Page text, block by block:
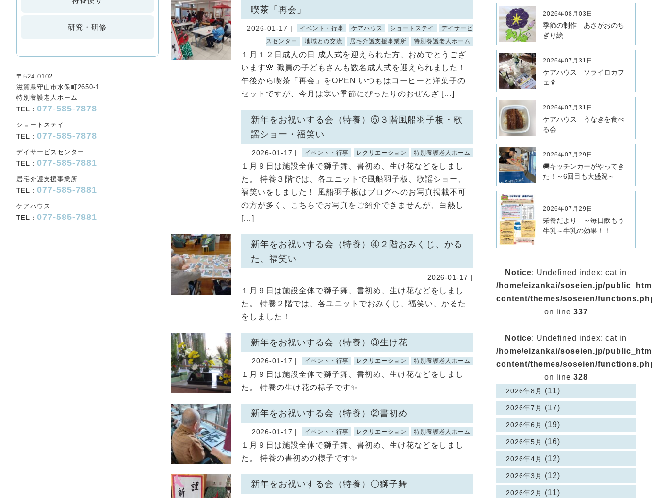
研究・研修
〒524-0102
滋賀県守山市水保町2650-1
特別養護老人ホーム
TEL： 077-585-7878
ショートステイ
TEL： 077-585-7878
デイサービスセンター
TEL： 077-585-7881
居宅介護支援事業所
TEL： 077-585-7881
ケアハウス
TEL： 077-585-7881
喫茶「再会」
2026-01-17 | イベント・行事 ケアハウス ショートステイ
デイサービ
スセンター
地域との交流 居宅介護支援事業所 特別養護老人ホーム
１月１２日成人の日 成人式を迎えられた方、おめでとうござ
います🌸 職員の子どもさんも数名成人式を迎えられました！
午後から喫茶「再会」をOPEN いつもはコーヒーと洋菓子の
セットですが、今月は寒い季節にぴったりのおぜんざ […]
新年をお祝いする会（特養）⑤３階風船羽子板・歌
謡ショー・福笑い
2026-01-17 | イベント・行事 レクリエーション 特別養護老人ホーム
１月９日は施設全体で獅子舞、書初め、生け花などをしまし
た。 特養３階では、各ユニットで風船羽子板、歌謡ショー、
福笑いをしました！ 風船羽子板はブログへのお写真掲載不可
の方が多く、こちらでお写真をご紹介できませんが、白熱し
[…]
新年をお祝いする会（特養）④２階おみくじ、かる
た、福笑い
2026-01-17 |
１月９日は施設全体で獅子舞、書初め、生け花などをしまし
た。 特養２階では、各ユニットでおみくじ、福笑い、かるた
をしました！
新年をお祝いする会（特養）③生け花
2026-01-17 | イベント・行事 レクリエーション 特別養護老人ホーム
１月９日は施設全体で獅子舞、書初め、生け花などをしまし
た。 特養の生け花の様子です✨
新年をお祝いする会（特養）②書初め
2026-01-17 | イベント・行事 レクリエーション 特別養護老人ホーム
１月９日は施設全体で獅子舞、書初め、生け花などをしまし
た。 特養の書初めの様子です✨
新年をお祝いする会（特養）①獅子舞
2026年08月03日
季節の制作 あさがおのち
ぎり絵
2026年07月31日
ケアハウス ソライロカフ
ェ🧋
2026年07月31日
ケアハウス うなぎを食べ
る会
2026年07月29日
🚚キッチンカーがやってき
た！～6回目も大盛況～
2026年07月29日
栄養だより ～毎日飲もう
牛乳～牛乳の効果！！
Notice: Undefined index: cat in
/home/eizankai/soseien.jp/
content/themes/soseien/
on line 337
Notice: Undefined index: cat in
/home/eizankai/soseien.jp/
content/themes/soseien/
on line 328
2026年8月 (11)
2026年7月 (17)
2026年6月 (19)
2026年5月 (16)
2026年4月 (12)
2026年3月 (12)
2026年2月 (11)